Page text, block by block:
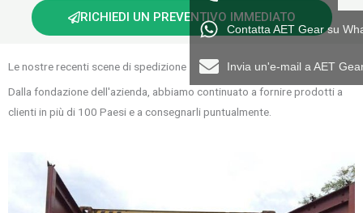
RICHIEDI UN PREVENTIVO IMMEDIATO
Le nostre recenti scene di spedizione
Dalla fondazione dell'azienda, abbiamo continuato a fornire prodotti a
clienti in più di 100 Paesi e a consegnarli puntualmente.
Contatta AET Gear su
Invia un'e-mail a AET